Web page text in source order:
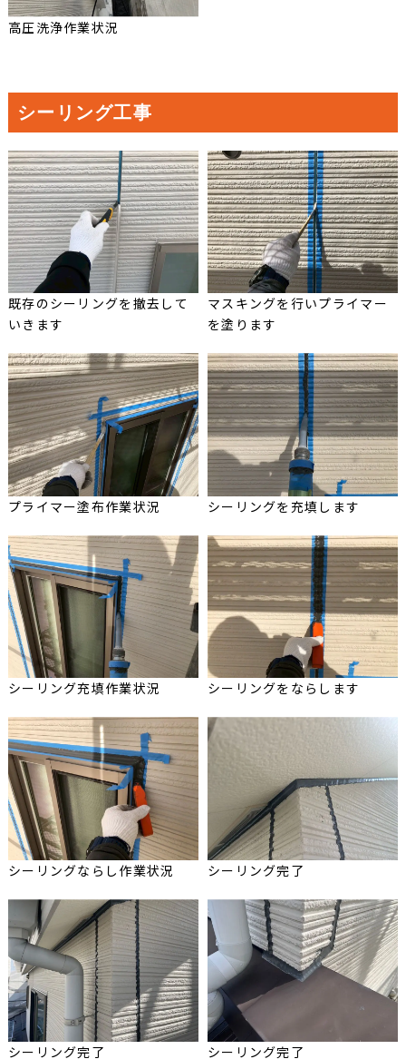
高圧洗浄作業状況
シーリング工事
既存のシーリングを撤去して
いきます
マスキングを行いプライマー
を塗ります
プライマー塗布作業状況 シーリングを充填します
シーリング充填作業状況 シーリングをならします
シーリングならし作業状況 シーリング完了
シーリング完了 シーリング完了